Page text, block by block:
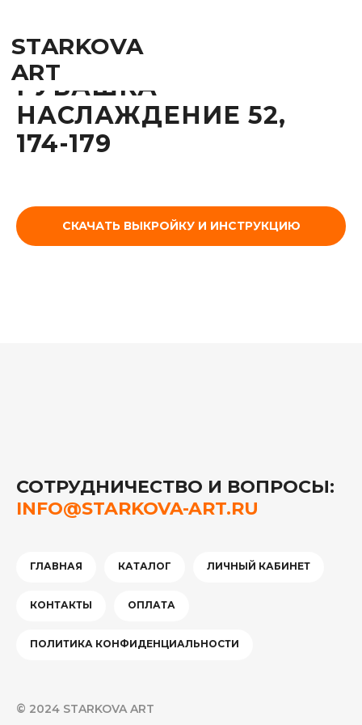
ART
РУБАШКА
НАСЛАЖДЕНИЕ 52,
174-179
СКАЧАТЬ ВЫКРОЙКУ И ИНСТРУКЦИЮ
СОТРУДНИЧЕСТВО И ВОПРОСЫ:
INFO@STARKOVA-ART.RU
ГЛАВНАЯ КАТАЛОГ ЛИЧНЫЙ КАБИНЕТ
КОНТАКТЫ ОПЛАТА
ПОЛИТИКА КОНФИДЕНЦИАЛЬНОСТИ
© 2024 STARKOVA ART